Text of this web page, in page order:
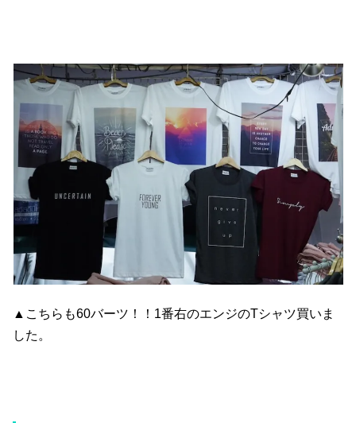
▲こちらも60バーツ！！1番右のエンジのTシャツ買いま
した。